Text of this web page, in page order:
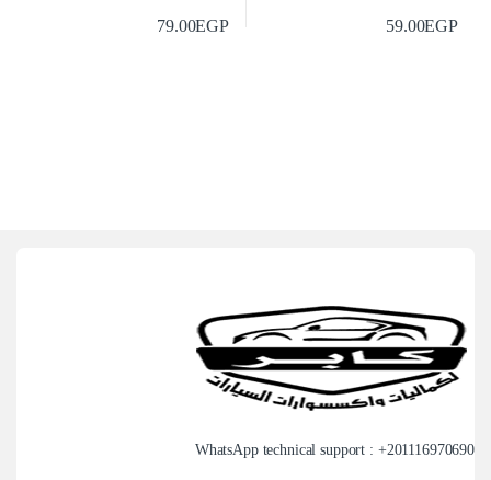
59.00EGP
79.00EGP
WhatsApp technical support : +201116970690